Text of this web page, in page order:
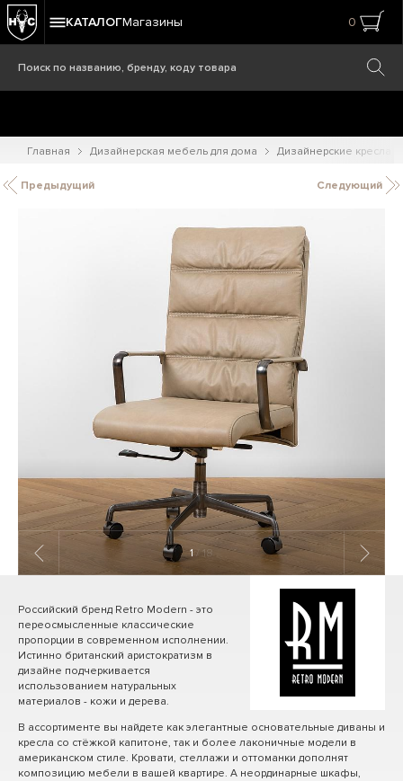
КАТАЛОГМагазины 0
Главная Дизайнерская мебель для дома Дизайнерские кресла
Предыдущий Следующий
1/ 18
Российский бренд Retro Modern - это
переосмысленные классические
пропорции в современном исполнении.
Истинно британский аристократизм в
дизайне подчеркивается
использованием натуральных
материалов - кожи и дерева.
В ассортименте вы найдете как элегантные основательные диваны и
кресла со стёжкой капитоне, так и более лаконичные модели в
американском стиле. Кровати, стеллажи и оттоманки дополнят
композицию мебели в вашей квартире. А неординарные шкафы,